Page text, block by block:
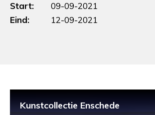
Start:
09-09-2021
Eind:
12-09-2021
Kunstcollectie Enschede